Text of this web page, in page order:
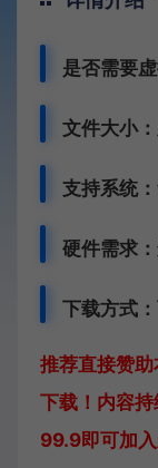
是否需要
文件大小
支持系统
硬件需求
下载方式：
推荐直接赞
下载！内容
99.9即可加